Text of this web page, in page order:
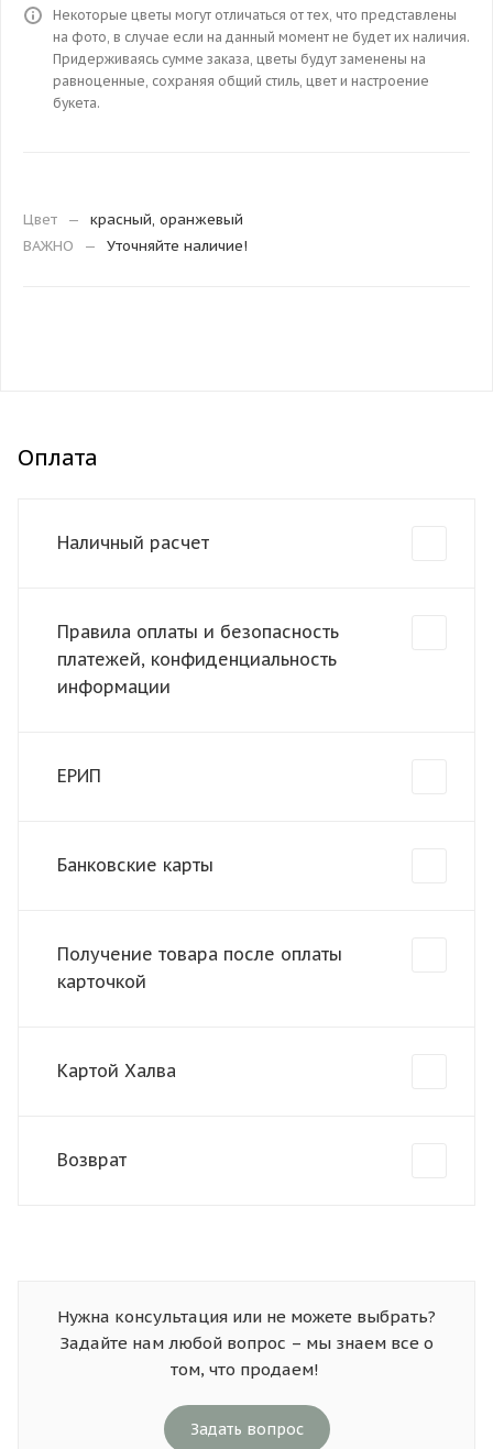
Некоторые цветы могут отличаться от тех, что представлены
на фото, в случае если на данный момент не будет их наличия.
Придерживаясь сумме заказа, цветы будут заменены на
равноценные, сохраняя общий стиль, цвет и настроение
букета.
Цвет —
красный, оранжевый
ВАЖНО
— Уточняйте наличие!
Оплата
Наличный расчет
Правила оплаты и безопасность
платежей, конфиденциальность
информации
ЕРИП
Банковские карты
Получение товара после оплаты
карточкой
Картой Халва
Возврат
Нужна консультация или не можете выбрать?
Задайте нам любой вопрос – мы знаем все о
том, что продаем!
Задать вопрос